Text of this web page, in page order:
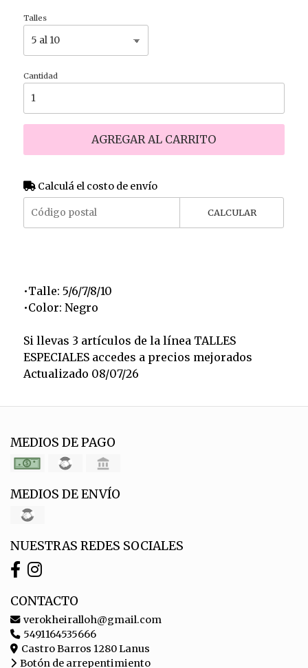
Talles
Cantidad
AGREGAR AL CARRITO
Calculá el costo de envío
CALCULAR
•Talle: 5/6/7/8/10
•Color: Negro
Si llevas 3 artículos de la línea TALLES
ESPECIALES accedes a precios mejorados
Actualizado 08/07/26
MEDIOS DE PAGO
MEDIOS DE ENVÍO
NUESTRAS REDES SOCIALES
CONTACTO
verokheiralloh@gmail.com
5491164535666
Castro Barros 1280 Lanus
Botón de arrepentimiento